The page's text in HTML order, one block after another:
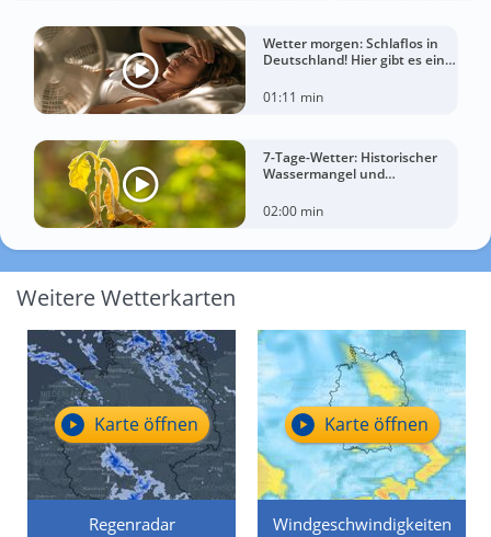
Wetter morgen: Schlaflos in
Deutschland! Hier gibt es eine
01:11 min
7-Tage-Wetter: Historischer
Wassermangel und
02:00 min
Weitere Wetterkarten
Regenradar
Karte öffnen
Windgeschwindigkeiten
Karte öffnen